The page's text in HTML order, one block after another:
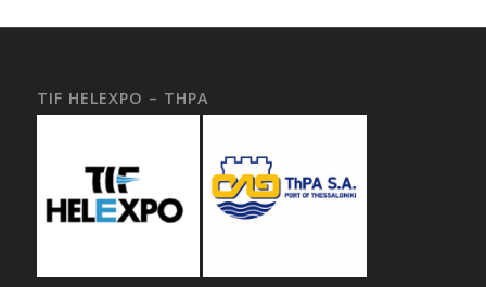
TIF HELEXPO – THPA